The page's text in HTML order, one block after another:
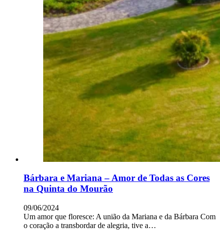
Bárbara e Mariana – Amor de Todas as Cores
na Quinta do Mourão
09/06/2024
Um amor que floresce: A união da Mariana e da Bárbara Com
o coração a transbordar de alegria, tive a…